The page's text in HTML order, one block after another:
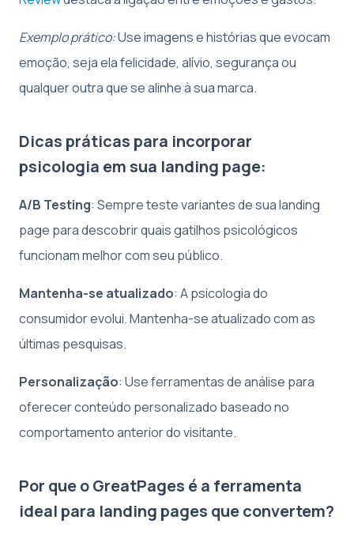
Exemplo prático:Use imagens e histórias que evocam
emoção, seja ela felicidade, alívio, segurança ou
qualquer outra que se alinhe à sua marca.
Dicas práticas para incorporar
psicologia em sua landing page:
A/B Testing: Sempre teste variantes de sua landing
page para descobrir quais gatilhos psicológicos
funcionam melhor com seu público.
Mantenha-se atualizado: A psicologia do
consumidor evolui. Mantenha-se atualizado com as
últimas pesquisas.
Personalização: Use ferramentas de análise para
oferecer conteúdo personalizado baseado no
comportamento anterior do visitante.
Por que o GreatPages é a ferramenta
ideal para landing pages que convertem?